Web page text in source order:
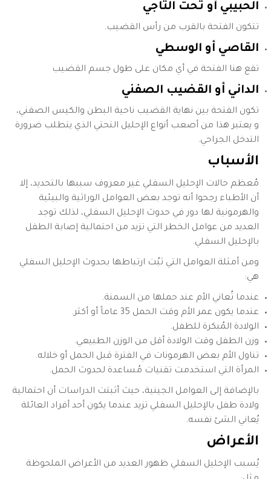
الحبيبي أو تحت التاجي
تتكون الفتحة بالقرب من رأس القضيب.
القاصي أو الوسطي
تقع هنا الفتحة في أي مكان على طول جسم القضيب
الداني أو القضيب الصفني
تكون الفتحة بين نهاية القضيب ناحية البطن والكيس الصفني،
و يعتبر هذا من أصعب أنواع الإحليل التحتي الذي يتطلب ضرورة
التدخل الجراحي.
الأسباب
مُعظم حالات الإحليل السفلي غير معروف سببها بالتحديد، إلا
أن الأطباء رجحوا أنه توجد بعض العوامل الوراثية والبيئية
والهرمونية لها دور في حدوث الإحليل السفلي، لذلك توجد
العديد من عوامل الخطر التي تزيد من احتمالية إصابة الطفل
بالإحليل السفلي.
ومن أمثلة العوامل التي ثبُت ارتباطها بحدوث الإحليل السفلي
هي:
عندما تُعاني الأم عند حملها من السمنة.
عندما يكون عمر الأم وقت الحمل 35 عاماً أو أكثر.
الولادة المُبكرة للطفل.
وزن الطفل وقت الولادة أقل من الوزن الطبيعي.
تناول الأم بعض الهرمونات في الفترة قبل الحمل أو خلاله.
المرأة التي استخدمت تقنيات مُساعدة لحدوث الحمل.
بالإضافة إلى العوامل الجينية، حيث أثبتت الدراسات أن احتمالية
ولادة طفل بالإحليل السفلي تزيد عندما يكون أحد أفراد العائلة
يُعاني الشئ نفسه.
الأعراض
يُسبب الإحليل السفلي ظهور العديد من الأعراض الملحوظة